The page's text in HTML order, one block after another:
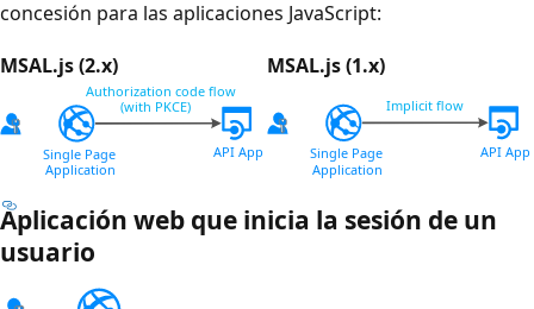
concesión para las aplicaciones JavaScript:
MSAL.js (2.x)
MSAL.js (1.x)
Aplicación web que inicia la sesión de un
usuario